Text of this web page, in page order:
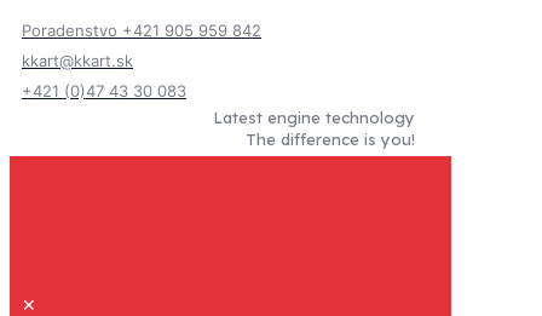
Poradenstvo +421 905 959 842
kkart@kkart.sk
+421 (0)47 43 30 083
Latest engine technology
The difference is you!
✕